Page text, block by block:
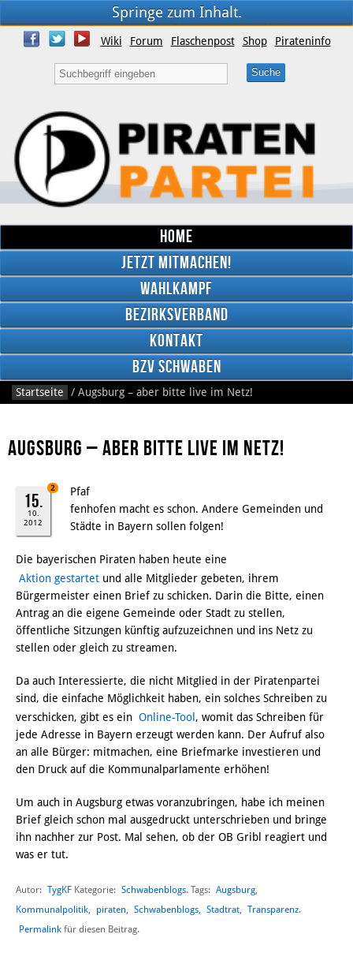
Springe zum Inhalt.
Wiki Forum Flaschenpost Shop Pirateninfo
Home
Jetzt mitmachen!
Wahlkampf
Bezirksverband
Kontakt
BzV Schwaben
Startseite / Augsburg – aber bitte live im Netz!
Augsburg – aber bitte live im Netz!
2
15.
10.
2012
Pfaf
fenhofen macht es schon. Andere Gemeinden und
Städte in Bayern sollen folgen!
Die bayerischen Piraten haben heute eine
Aktion gestartet und alle Mitglieder gebeten, ihrem
Bürgermeister einen Brief zu schicken. Darin die Bitte, einen
Antrag an die eigene Gemeinde oder Stadt zu stellen,
öffentliche Sitzungen künftig aufzuzeichnen und ins Netz zu
stellen oder gleich zu streamen.
Da auch Interessierte, die nicht Mitglied in der Piratenpartei
sind, die einfache Möglichkeit haben, ein solches Schreiben zu
verschicken, gibt es ein Online-Tool , womit das Schreiben für
jede Adresse in Bayern erzeugt werden kann. Der Aufruf also
an alle Bürger: mitmachen, eine Briefmarke investieren und
den Druck auf die Kommunalparlamente erhöhen!
Um auch in Augsburg etwas voranzubringen, habe ich meinen
Brief gleich schon mal ausgedruckt unterschrieben und bringe
ihn nachher zur Post. Mal sehen, ob der OB Gribl reagiert und
was er tut.
Autor: TygKF Kategorie: Schwabenblogs. Tags: Augsburg,
Kommunalpolitik, piraten, Schwabenblogs, Stadtrat, Transparenz.
Permalink für diesen Beitrag.